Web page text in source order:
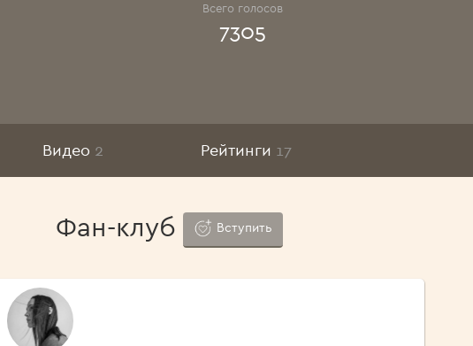
Всего голосов
7305
Видео 2 Рейтинги 17
Фан-клуб Вступить